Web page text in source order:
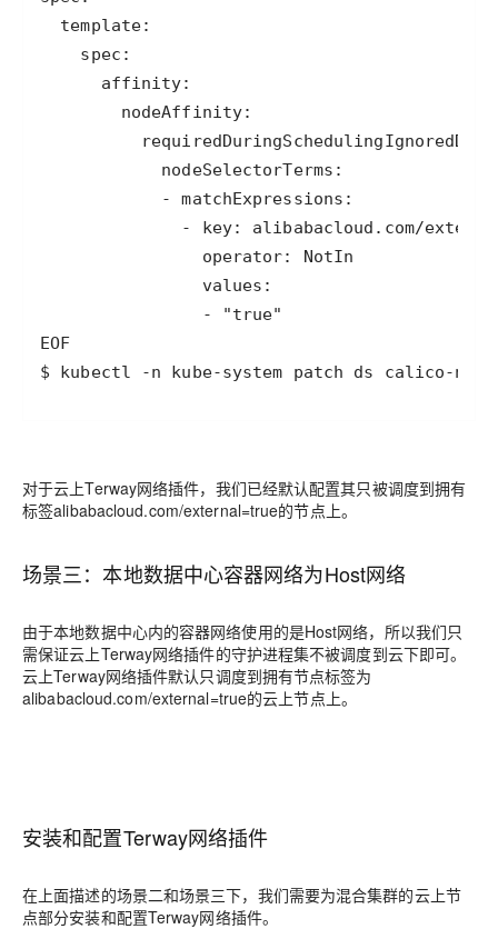
$ kubectl -n kube-system patch ds calico-
对于云上Terway网络插件，我们已经默认配置其只被调度到拥有
标签alibabacloud.com/external=true的节点上。
场景三：本地数据中心容器网络为Host网络
由于本地数据中心内的容器网络使用的是Host网络，所以我们只
需保证云上Terway网络插件的守护进程集不被调度到云下即可。
云上Terway网络插件默认只调度到拥有节点标签为
alibabacloud.com/external=true的云上节点上。
安装和配置Terway网络插件
在上面描述的场景二和场景三下，我们需要为混合集群的云上节
点部分安装和配置Terway网络插件。